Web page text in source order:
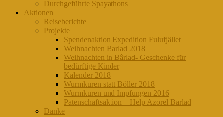
Durchgeführte Spayathons
Aktionen
Reiseberichte
Projekte
Spendenaktion Expedition Fulufjället
Weihnachten Barlad 2018
Weihnachten in Bârlad- Geschenke für
bedürftige Kinder
Kalender 2018
Wurmkuren statt Böller 2018
Wurmkuren und Impfungen 2016
Patenschaftsaktion – Help Azorel Barlad
Danke